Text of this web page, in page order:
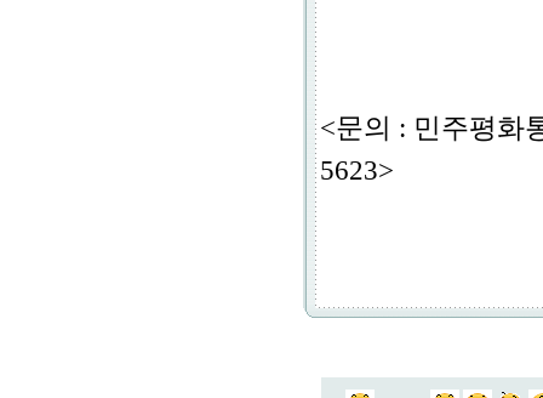
<문의 : 민주평화
5623>